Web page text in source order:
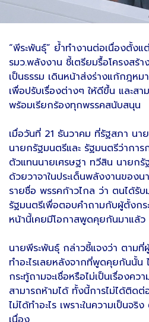
“พีระพันธุ์” ย้ำทำงานต่อเนื่องตั้งแ
รมว.พลังงาน ชี้เตรียมรื้อโครงสร้
เป็นธรรม เดินหน้าส่งร่างแก้กฎห
เพื่อปรับเรื่องต่างๆ ให้ดีขึ้น และส
พร้อมเรียกร้องทุกพรรคสนับสนุน
เมื่อวันที่ 21 ธันวาคม ที่รัฐสภา นา
นายกรัฐมนตรีและ รัฐมนตรีว่าการ
ตัวแทนนายเศรษฐา ทวีสิน นายก
ด้วยวาจาในประเด็นพลังงานของ
รายชื่อ พรรคก้าวไกล ว่า ตนได้รั
รัฐมนตรีเพื่อตอบคำถามกับผู้ตั้งก
หน้านี้เคยมีโอกาสพูดคุยกันมาแล้ว
นายพีระพันธุ์ กล่าวชี้แจงว่า ตามที่
ทำอะไรเลยหลังจากที่พูดคุยกันนั้น
กระทู้ถามจะเชื่อหรือไม่เป็นเรื่องค
สามารถห้ามได้ ทั้งนี้การไม่ได้ติด
ไม่ได้ทำอะไร เพราะในความเป็นจ